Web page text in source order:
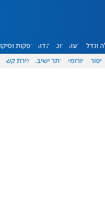
ונדל"ן דעות אוכל יהדות הפקות
ספורט פורומים אתר ישיבה יצירת קשר